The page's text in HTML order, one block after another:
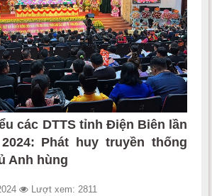
các DTTS tỉnh Điện Biên lần
Phát huy truyền thống
Anh hùng
Lượt xem: 2811